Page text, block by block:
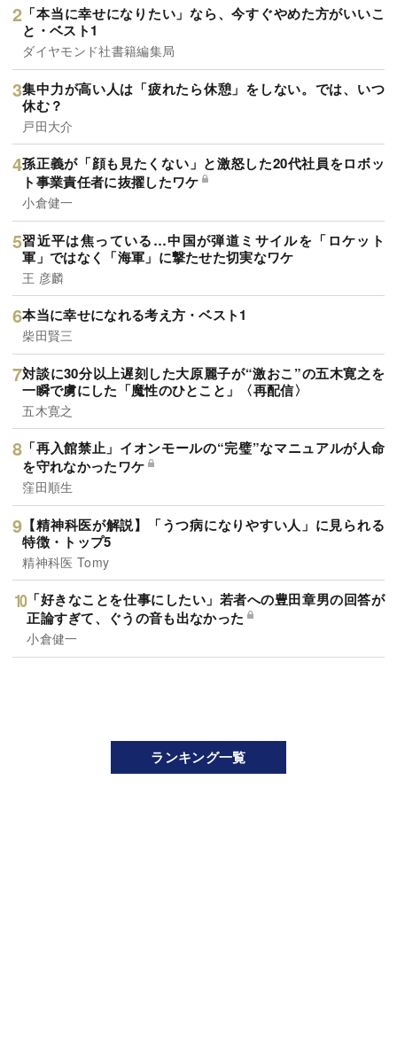
「本当に幸せになりたい」なら、今すぐやめた方がいいこ
と・ベスト1
ダイヤモンド社書籍編集局
集中力が高い人は「疲れたら休憩」をしない。では、いつ
休む？
戸田大介
孫正義が「顔も見たくない」と激怒した20代社員をロボッ
ト事業責任者に抜擢したワケ
小倉健一
習近平は焦っている…中国が弾道ミサイルを「ロケット
軍」ではなく「海軍」に撃たせた切実なワケ
王 彦麟
本当に幸せになれる考え方・ベスト1
柴田賢三
対談に30分以上遅刻した大原麗子が“激おこ”の五木寛之を
一瞬で虜にした「魔性のひとこと」〈再配信〉
五木寛之
「再入館禁止」イオンモールの“完璧”なマニュアルが人命
を守れなかったワケ
窪田順生
【精神科医が解説】「うつ病になりやすい人」に見られる
特徴・トップ5
精神科医 Tomy
「好きなことを仕事にしたい」若者への豊田章男の回答が
正論すぎて、ぐうの音も出なかった
小倉健一
ランキング一覧